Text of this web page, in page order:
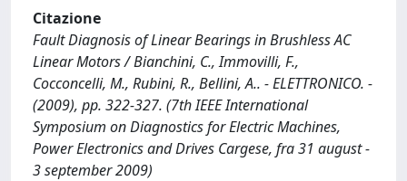
Citazione
Fault Diagnosis of Linear Bearings in Brushless AC
Linear Motors / Bianchini, C., Immovilli, F.,
Cocconcelli, M., Rubini, R., Bellini, A.. - ELETTRONICO. -
(2009), pp. 322-327. (7th IEEE International
Symposium on Diagnostics for Electric Machines,
Power Electronics and Drives Cargese, fra 31 august -
3 september 2009)